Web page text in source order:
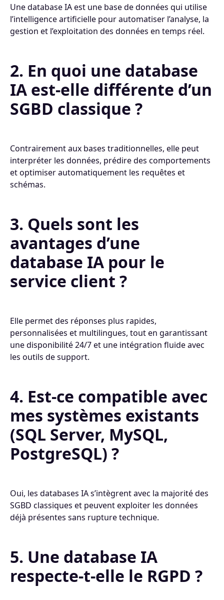
Une database IA est une base de données qui utilise
l’intelligence artificielle pour automatiser l’analyse, la
gestion et l’exploitation des données en temps réel.
2. En quoi une database
IA est-elle différente d’un
SGBD classique ?
Contrairement aux bases traditionnelles, elle peut
interpréter les données, prédire des comportements
et optimiser automatiquement les requêtes et
schémas.
3. Quels sont les
avantages d’une
database IA pour le
service client ?
Elle permet des réponses plus rapides,
personnalisées et multilingues, tout en garantissant
une disponibilité 24/7 et une intégration fluide avec
les outils de support.
4. Est-ce compatible avec
mes systèmes existants
(SQL Server, MySQL,
PostgreSQL) ?
Oui, les databases IA s’intègrent avec la majorité des
SGBD classiques et peuvent exploiter les données
déjà présentes sans rupture technique.
5. Une database IA
respecte-t-elle le RGPD ?